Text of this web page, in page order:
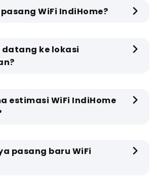
WiFi IndiHome?
datang ke lokasi
estimasi WiFi IndiHome
pasang baru WiFi